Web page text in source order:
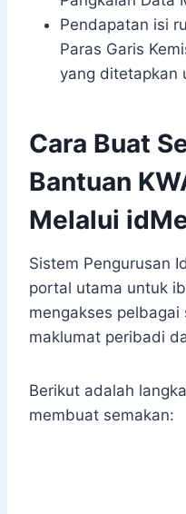
Pendapatan isi
Paras Garis
yang ditetapkan
Cara Buat
Bantuan
Melalui
Sistem Pengurusan
portal utama untuk
mengakses
maklumat peribadi
Berikut adalah
membuat semakan: